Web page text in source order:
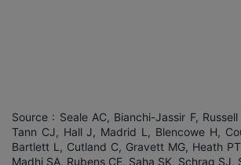
Source : Seale AC, Bianchi-Jassir F,
Tann CJ, Hall J, Madrid L, Blencowe H,
Bartlett L, Cutland C, Gravett MG, Heath
Madhi SA, Rubens CE, Saha SK, Schrag SJ,